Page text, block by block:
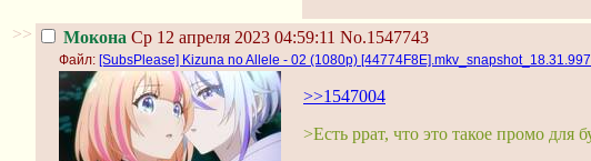
>> Мокона Ср 12 апреля 2023 04:59:11 No.1547743
Файл: [SubsPlease] Kizuna no Allele - 02 (1080p)
>>1547004
>Есть ррат, что это такое промо для